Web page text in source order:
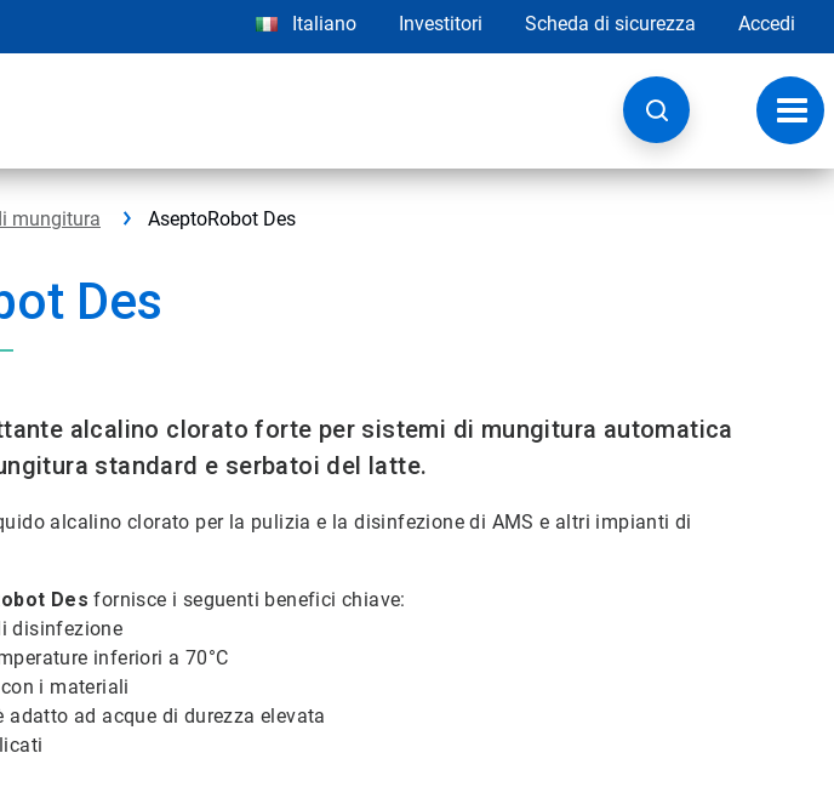
Italiano Investitori Scheda di sicurezza Accedi
mungitura AseptoRobot Des
Des
alcalino clorato forte per sistemi di mungitura automatica
standard e serbatoi del latte.
alcalino clorato per la pulizia e la disinfezione di AMS e altri impianti di
Desfornisce i seguenti benefici chiave:
disinfezione
inferiori a 70°C
i materiali
adatto ad acque di durezza elevata